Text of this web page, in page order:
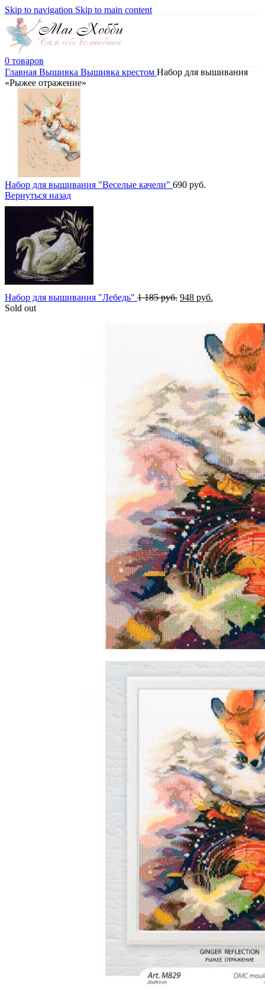
Skip to navigation Skip to main content
0 товаров
Главная Вышивка Вышивка крестом Набор для вышивания
«Рыжее отражение»
Набор для вышивания "Веселые качели" 690 руб.
Вернуться назад
Набор для вышивания "Лебедь" 1 185руб. Первоначальная
185 руб..
948 руб.
Sold out